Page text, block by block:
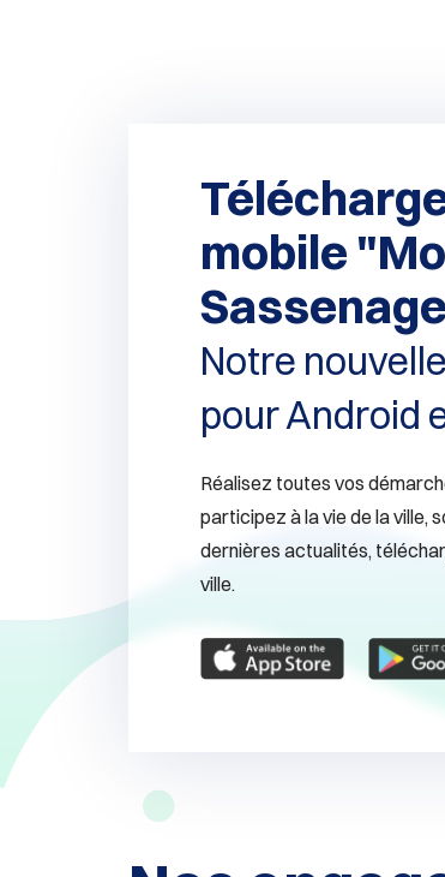
mobile
Notre
pour Android
Réalisez toutes vos
participez à la vie de la ville,
dernières actualités,
ville.